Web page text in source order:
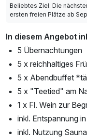
Beliebtes Ziel: Die
ersten freien Plätze ab
In diesem Angebot
5 Übernachtungen
5 x reichhaltiges
5 x Abendbuffet
5 x "Teetied" am
1 x Fl. Wein zur
inkl. Entspannung
inkl. Nutzung Sauna